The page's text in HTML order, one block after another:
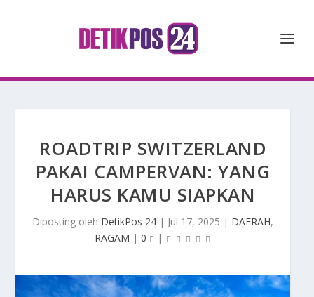
ROADTRIP SWITZERLAND
PAKAI CAMPERVAN: YANG
HARUS KAMU SIAPKAN
Diposting oleh DetikPos 24 | Jul 17, 2025 | DAERAH,
RAGAM | 0 |